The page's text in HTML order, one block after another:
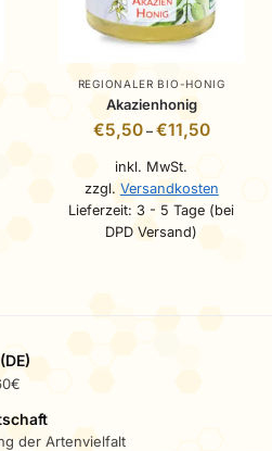
REGIONALER BIO-HONIG
Akazienhonig
€5,50– €11,50
inkl. MwSt.
zzgl. Versandkosten
Lieferzeit:3 - 5 Tage (bei
DPD Versand)
der Artenvielfalt